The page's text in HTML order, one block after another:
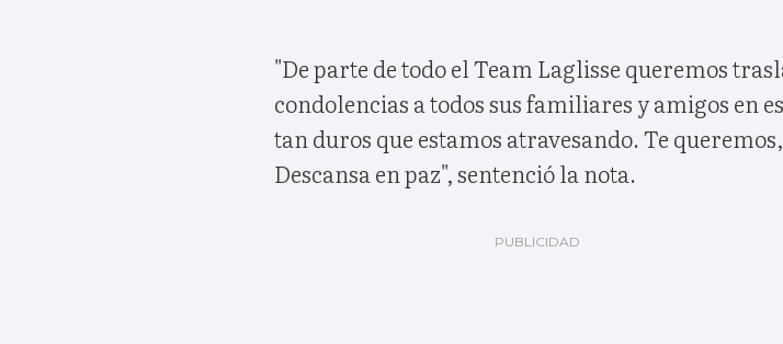
"De parte de todo el Team Laglisse queremos
condolencias a todos sus familiares y amigos en
tan duros que estamos atravesando. Te
Descansa en paz", sentenció la nota.